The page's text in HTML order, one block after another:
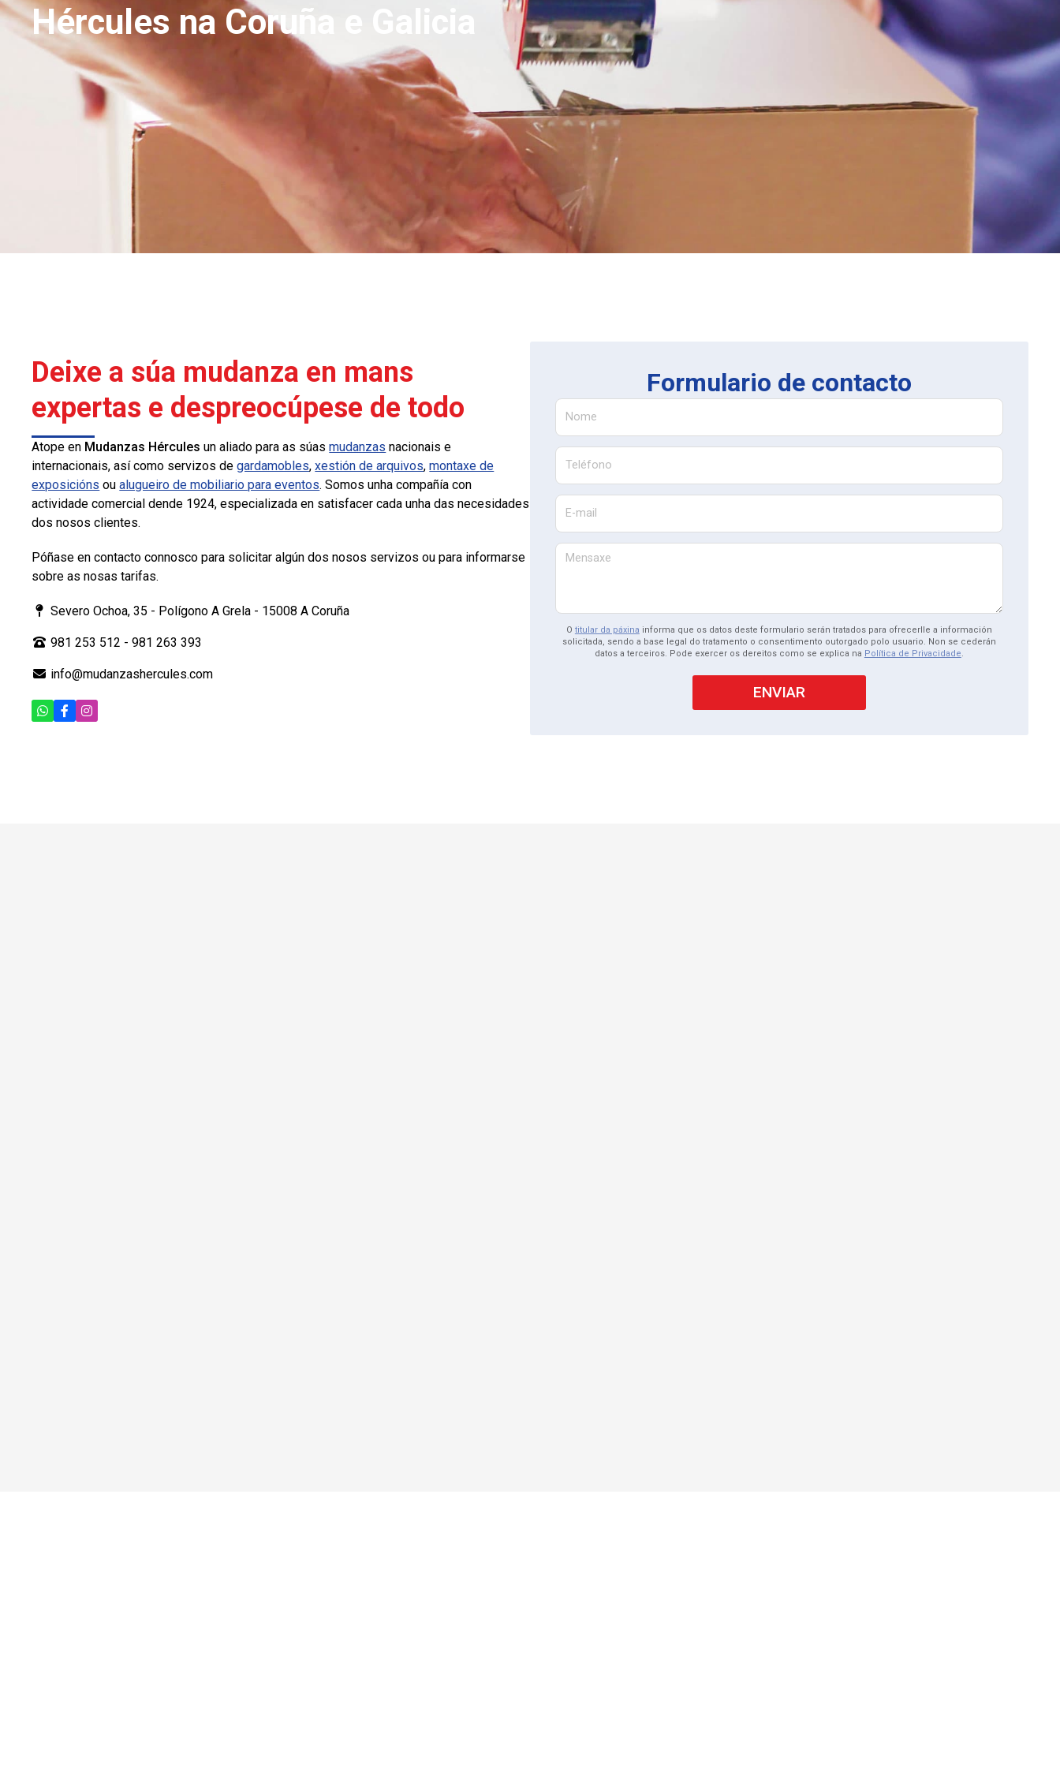
Hércules na Coruña e Galicia
Deixe a súa mudanza en mans
expertas e despreocúpese de todo
Atope en Mudanzas Hércules un aliado para as súasmudanzas nacionais e
internacionais, así como servizos degardamobles,xestión de arquivos,montaxe de
exposicións oualugueiro de mobiliario para eventos. Somos unha compañía con
actividade comercial dende 1924, especializada en satisfacer cada unha das necesidades
dos nosos clientes.
Póñase en contacto connosco para solicitar algún dos nosos servizos ou para informarse
sobre as nosas tarifas.
Severo Ochoa, 35 - Polígono A Grela - 15008 A Coruña
981 253 512 -981 263 393
info@mudanzashercules.com
Formulario de contacto
Nome
Teléfono
E-mail
Mensaxe
O titular da páxina informa que os datos deste formulario serán tratados para ofrecerlle a información
solicitada, sendo a base legal do tratamento o consentimento outorgado polo usuario. Non se cederán
datos a terceiros. Pode exercer os dereitos como se explica na Política de Privacidade